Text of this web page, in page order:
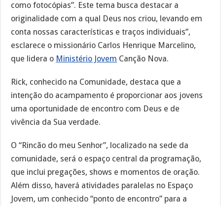
como fotocópias”. Este tema busca destacar a
originalidade com a qual Deus nos criou, levando em
conta nossas características e traços individuais”,
esclarece o missionário Carlos Henrique Marcelino,
que lidera o Ministério Jovem Canção Nova.
Rick, conhecido na Comunidade, destaca que a
intenção do acampamento é proporcionar aos jovens
uma oportunidade de encontro com Deus e de
vivência da Sua verdade.
O “Rincão do meu Senhor”, localizado na sede da
comunidade, será o espaço central da programação,
que inclui pregações, shows e momentos de oração.
Além disso, haverá atividades paralelas no Espaço
Jovem, um conhecido “ponto de encontro” para a